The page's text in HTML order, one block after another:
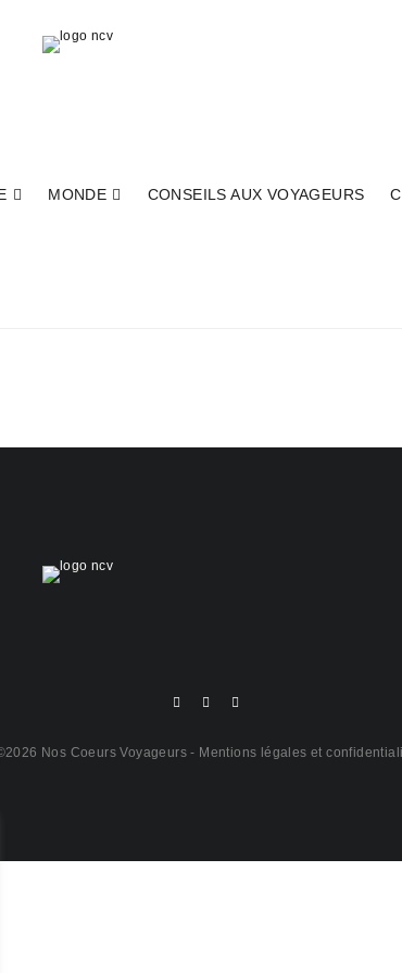
MONDE CONSEILS AUX VOYAGEURS
Nos Coeurs Voyageurs - Mentions légales et